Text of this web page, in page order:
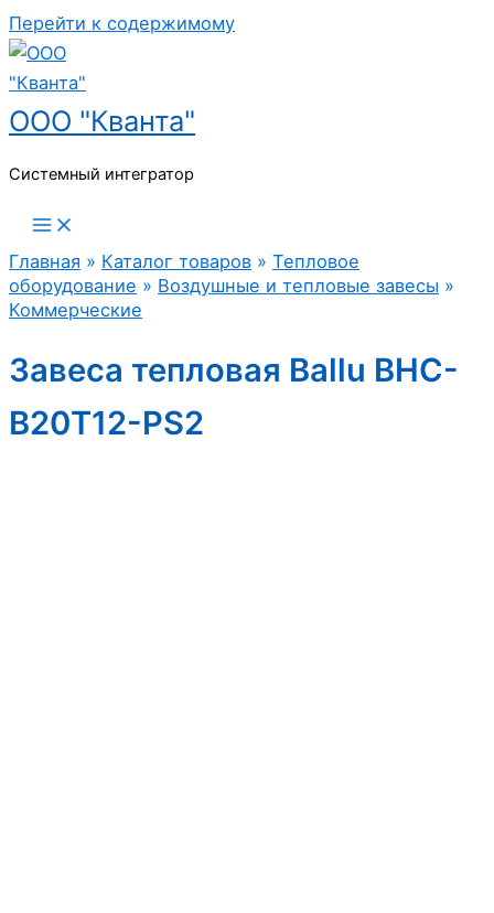
Перейти к содержимому
ООО "Кванта"
Системный интегратор
Главная » Каталог товаров » Тепловое
оборудование » Воздушные и тепловые завесы »
Коммерческие
Завеса тепловая Ballu BHC-
B20T12-PS2